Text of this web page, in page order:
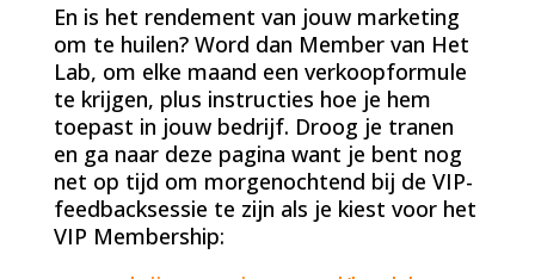
En is het rendement van jouw marketing
om te huilen? Word dan Member van Het
Lab, om elke maand een verkoopformule
te krijgen, plus instructies hoe je hem
toepast in jouw bedrijf. Droog je tranen
en ga naar deze pagina want je bent nog
net op tijd om morgenochtend bij de VIP-
feedbacksessie te zijn als je kiest voor het
VIP Membership: